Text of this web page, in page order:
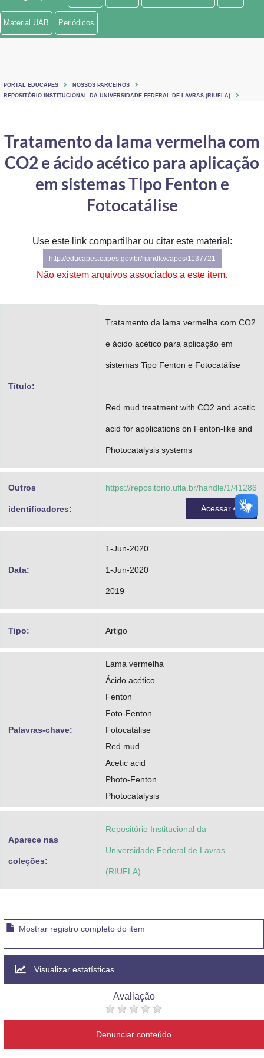
Ministério de Minas e Energia
Ministério do Turismo
Controladoria-Geral da União
Ministério da Mulher, da Família e dos Direitos Humanos
Gabinete de Segurança Institucional
Advocacia-Geral da União
Material UAB Periódicos
PORTAL EDUCAPES
NOSSOS PARCEIROS
REPOSITÓRIO INSTITUCIONAL DA UNIVERSIDADE FEDERAL DE LAVRAS (RIUFLA)
Tratamento da lama vermelha com
CO2 e ácido acético para aplicação
em sistemas Tipo Fenton e
Fotocatálise
Use este link compartilhar ou citar este material:
http://educapes.capes.gov.br/handle/capes/1137721
Não existem arquivos associados a este item.
Título:
Tratamento da lama vermelha com CO2
e ácido acético para aplicação em
sistemas Tipo Fenton e Fotocatálise
Red mud treatment with CO2 and acetic
acid for applications on Fenton-like and
Photocatalysis systems
Outros
identificadores:
https://repositorio.ufla.br/handle/1/41286
Acessar
Data:
1-Jun-2020
1-Jun-2020
2019
Tipo: Artigo
Palavras-chave:
Lama vermelha
Ácido acético
Fenton
Foto-Fenton
Fotocatálise
Red mud
Acetic acid
Photo-Fenton
Photocatalysis
Aparece nas
coleções:
Repositório Institucional da
Universidade Federal de Lavras
(RIUFLA)
Mostrar registro completo do item
Visualizar estatísticas
Avaliação
Denunciar conteúdo